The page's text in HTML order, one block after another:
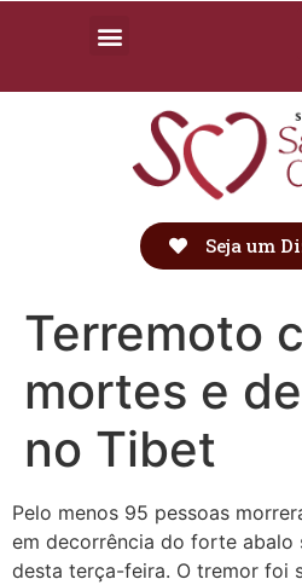
Seja um
Terremoto
mortes e
no Tibet
Pelo menos 95 pessoas
em decorrência do forte abalo
desta terça-feira. O tremor foi